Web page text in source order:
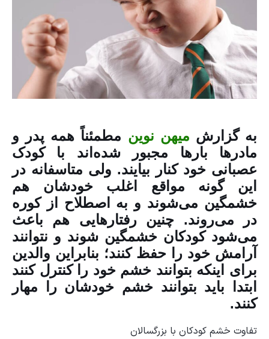
به گزارش میهن نوین مطمئناً همه پدر و
مادر‌ها بار‌ها مجبور شده‌اند با کودک
عصبانی خود کنار بیایند. ولی متاسفانه در
این گونه مواقع اغلب خودشان هم
خشمگین می‌شوند و به اصطلاح از کوره
در می‌روند. چنین رفتار‌هایی هم باعث
می‌شود کودکان خشمگین شوند و نتوانند
آرامش خود را حفظ کنند؛ بنابراین والدین
برای اینکه بتوانند خشم خود را کنترل کنند
ابتدا باید بتوانند خشم خودشان را مهار
کنند.
تفاوت خشم کودکان با بزرگسالان